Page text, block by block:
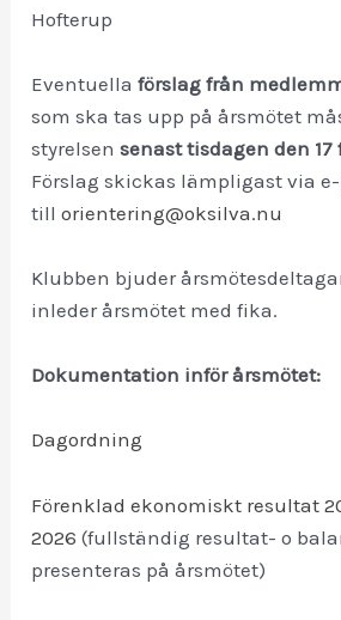
Hofterup
Eventuellaförslag från
som ska tas upp på årsmötet
styrelsensenast tisdagen den 17
Förslag skickas lämpligast via
tillorientering@oksilva.nu
Klubben bjuder
inleder årsmötet med fika.
Dokumentation inför årsmötet:
Dagordning
Förenklad ekonomiskt resultat
2026 (fullständig resultat- o
presenteras på årsmötet)